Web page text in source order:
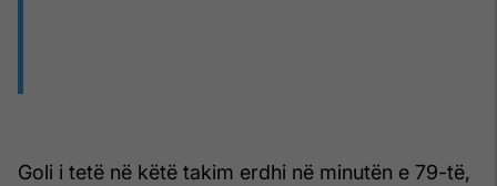
Goli i tetë në këtë takim erdhi në minutën e 79-të,